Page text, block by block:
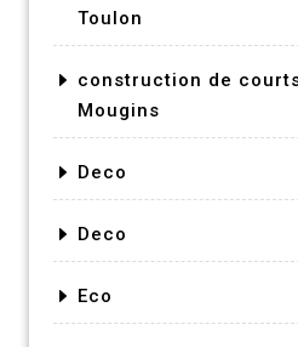
Toulon
construction de
Mougins
Deco
Deco
Eco